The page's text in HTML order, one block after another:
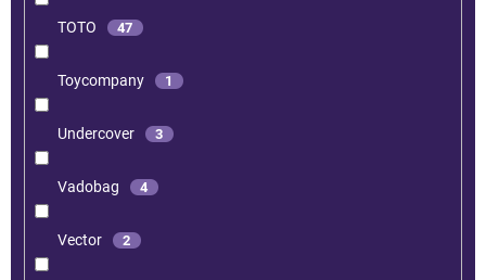
TOTO 47
Toycompany 1
Undercover 3
Vadobag 4
Vector 2